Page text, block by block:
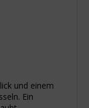
und einem
Ein